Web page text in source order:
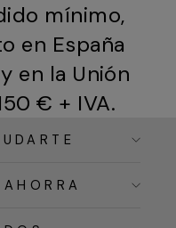
mínimo,
en España
en la Unión
€ + IVA.